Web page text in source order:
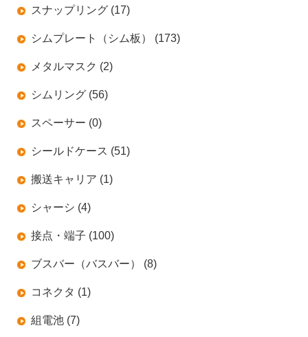
スナップリング (17)
シムプレート（シム板） (173)
メタルマスク (2)
シムリング (56)
スペーサー (0)
シールドケース (51)
搬送キャリア (1)
シャーシ (4)
接点・端子 (100)
ブスバー（バスバー） (8)
コネクタ (1)
組電池 (7)